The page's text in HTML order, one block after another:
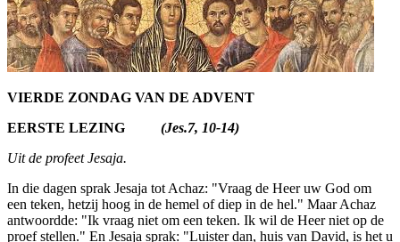
VIERDE ZONDAG VAN DE ADVENT
EERSTE LEZING (Jes.7, 10-14)
Uit de profeet Jesaja.
In die dagen sprak Jesaja tot Achaz: "Vraag de Heer uw God om
een teken, hetzij hoog in de hemel of diep in de hel." Maar Achaz
antwoord­de: "Ik vraag niet om een teken. Ik wil de Heer niet op de
proef stellen." En Jesaja sprak: "Luister dan, huis van David, is het u